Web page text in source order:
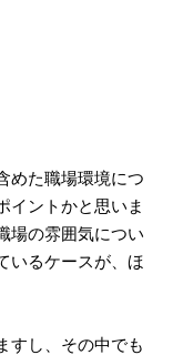
めた職場環境につ
イントかと思いま
場の雰囲気につい
いるケースが、ほ
すし、その中でも